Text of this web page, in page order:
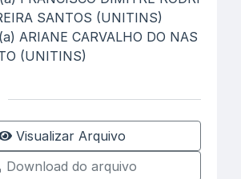
SANTOS (UNITINS)
ARIANE CARVALHO DO NAS
(UNITINS)
Visualizar Arquivo
Download do arquivo